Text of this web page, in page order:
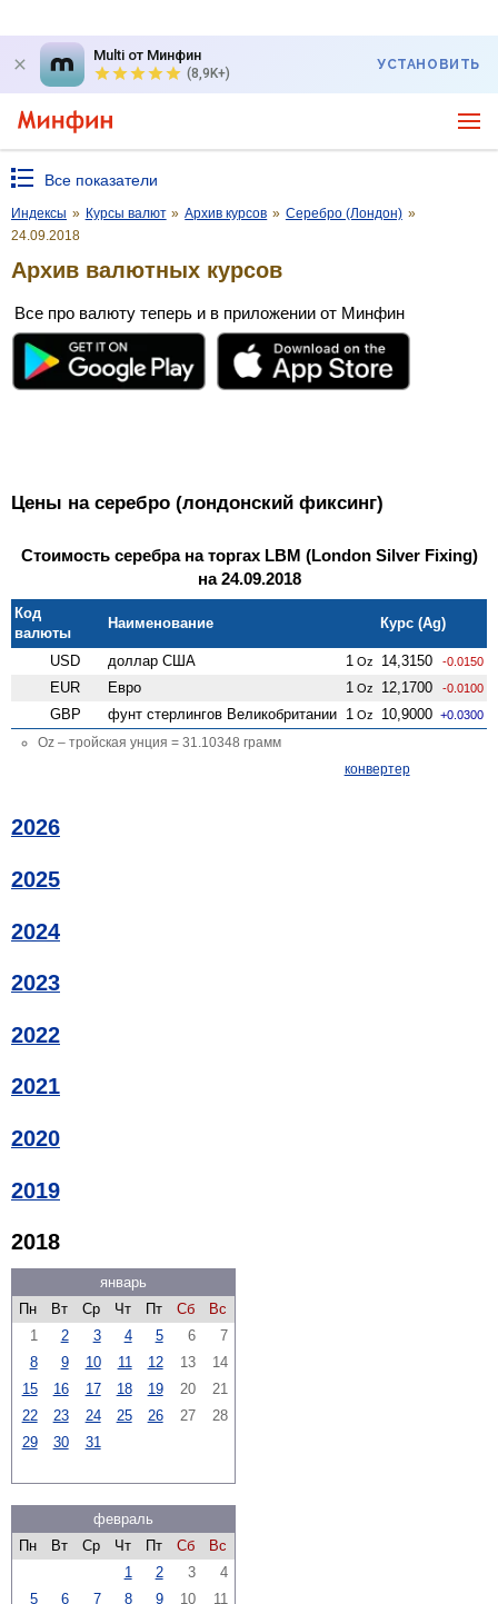
Multi от Минфин
(8,9K+)
УСТАНОВИТЬ
Все показатели
Индексы » Курсы валют » Архив курсов » Серебро (Лондон) »
24.09.2018
Архив валютных курсов
Все про валюту теперь и в приложении от Минфин
Цены на серебро (лондонский фиксинг)
Стоимость серебра на торгах LBM (London Silver Fixing)
на 24.09.2018
Код
валюты
Наименование Курс (Ag)
USD доллар США 1 Oz 14,3150 -0.0150
EUR Евро 1 Oz 12,1700 -0.0100
GBP фунт стерлингов Велико­британии 1 Oz 10,9000 +0.0300
Oz – тройская унция = 31.10348 грамм
конвертер
2026
2025
2024
2023
2022
2021
2020
2019
2018
январь
Пн
Вт Ср Чт Пт Сб
Вс
1
2 3 4 5 6
7
8
9 10 11 12 13
14
15
16 17 18 19 20
21
22
23 24 25 26 27
28
29
30 31
февраль
Пн
Вт Ср Чт Пт Сб
Вс
1
2 3
4
5
6 7 8 9 10
11